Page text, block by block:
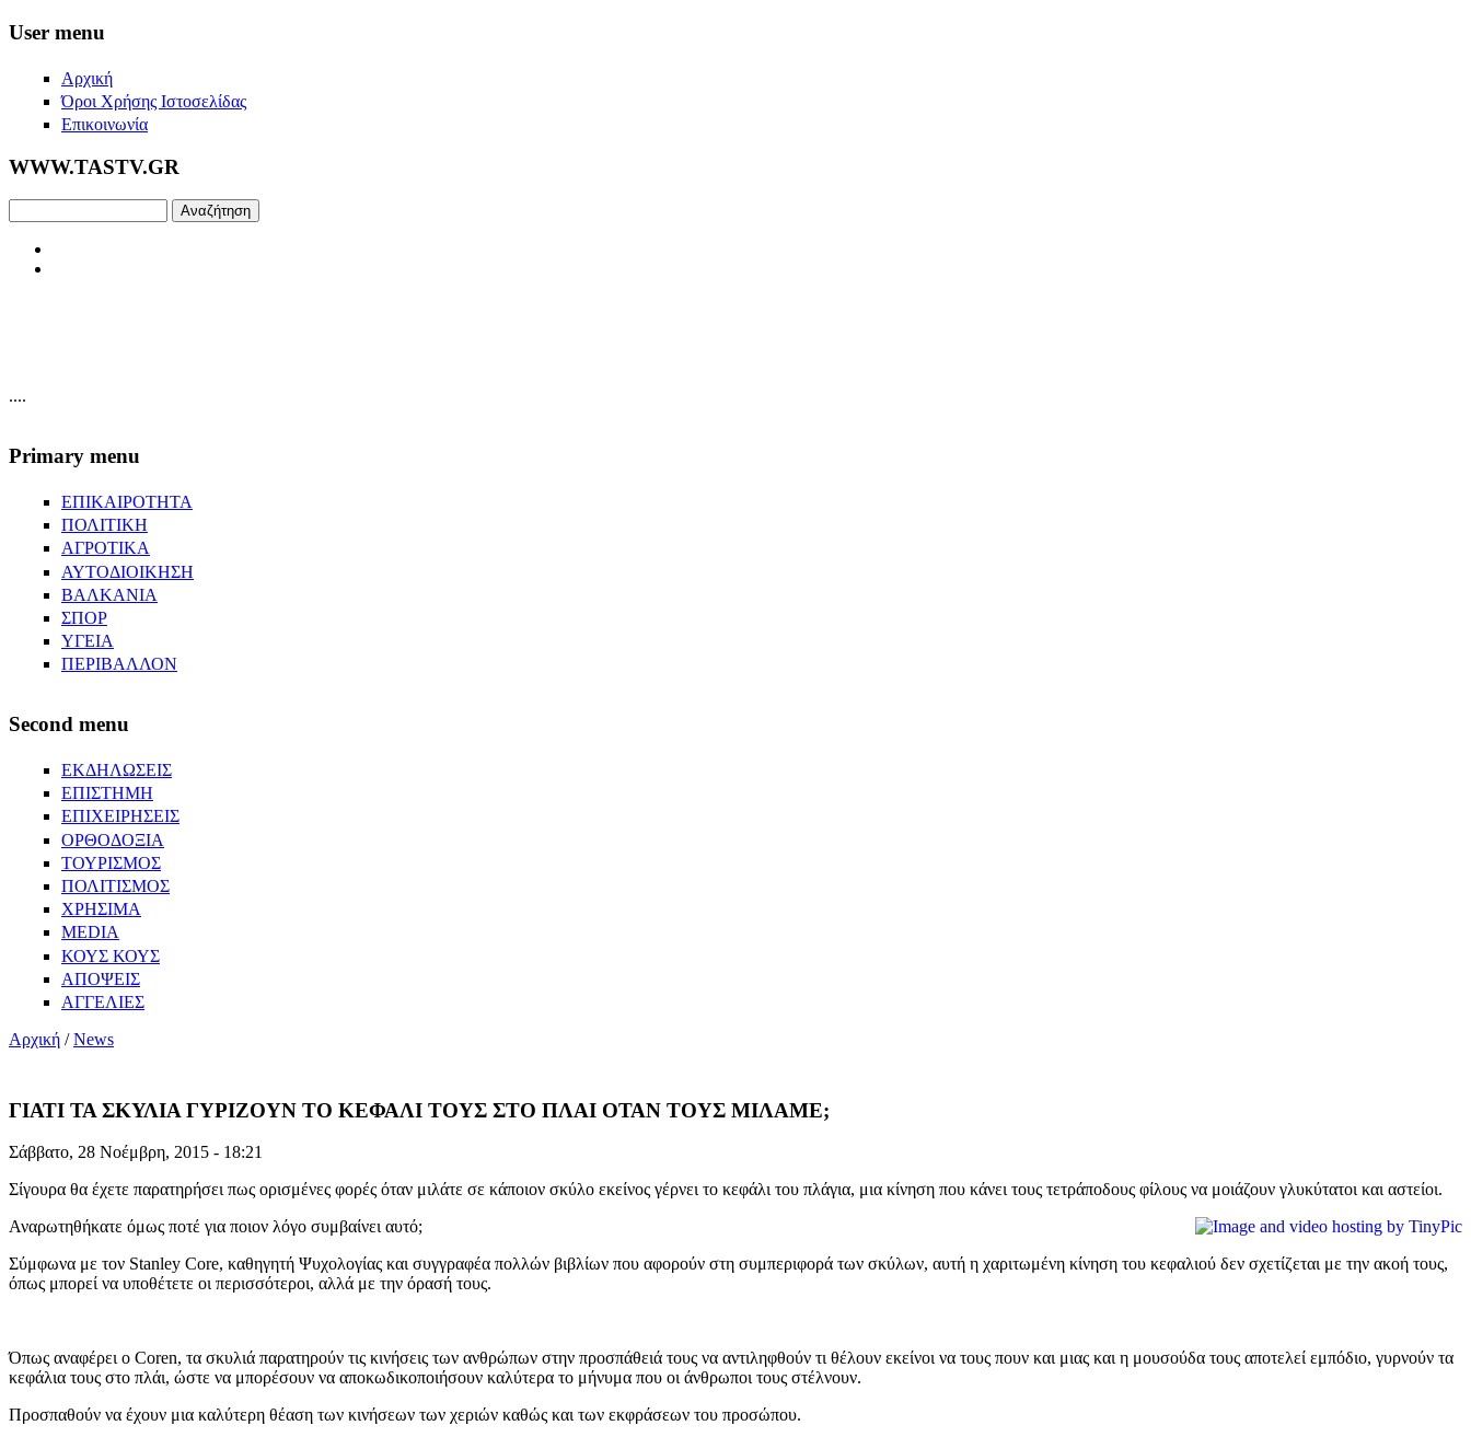
Skip to main content
User menu
Αρχική
Όροι Χρήσης Ιστοσελίδας
Επικοινωνία
WWW.TASTV.GR
....
Primary menu
ΕΠΙΚΑΙΡΟΤΗΤΑ
ΠΟΛΙΤΙΚΗ
ΑΓΡΟΤΙΚΑ
ΑΥΤΟΔΙΟΙΚΗΣΗ
ΒΑΛΚΑΝΙΑ
ΣΠΟΡ
ΥΓΕΙΑ
ΠΕΡΙΒΑΛΛΟΝ
Second menu
ΕΚΔΗΛΩΣΕΙΣ
ΕΠΙΣΤΗΜΗ
ΕΠΙΧΕΙΡΗΣΕΙΣ
ΟΡΘΟΔΟΞΙΑ
ΤΟΥΡΙΣΜΟΣ
ΠΟΛΙΤΙΣΜΟΣ
ΧΡΗΣΙΜΑ
MEDIA
ΚΟΥΣ ΚΟΥΣ
ΑΠΟΨΕΙΣ
ΑΓΓΕΛΙΕΣ
Αρχική /News
ΓΙΑΤΙ ΤΑ ΣΚΥΛΙΑ ΓΥΡΙΖΟΥΝ ΤΟ ΚΕΦΑΛΙ ΤΟΥΣ ΣΤΟ ΠΛΑΙ ΟΤΑΝ ΤΟΥΣ ΜΙΛΑΜΕ;
Σάββατο, 28 Νοέμβρη, 2015 - 18:21
Σίγουρα θα έχετε παρατηρήσει πως ορισμένες φορές όταν μιλάτε σε κάποιον σκύλο εκείνος γέρνει το κεφάλι του πλάγια, μια κίνηση που κάνει τους τετράποδους φίλους να μοιάζουν γλυκύτατοι και αστείοι.
Αναρωτηθήκατε όμως ποτέ για ποιον λόγο συμβαίνει αυτό;
Σύμφωνα με τον Stanley Core, καθηγητή Ψυχολογίας και συγγραφέα πολλών βιβλίων που αφορούν στη συμπεριφορά των σκύλων, αυτή η χαριτωμένη κίνηση του κεφαλιού δεν σχετίζεται με την ακοή τους,
όπως μπορεί να υποθέτετε οι περισσότεροι, αλλά με την όρασή τους.
Όπως αναφέρει ο Coren, τα σκυλιά παρατηρούν τις κινήσεις των ανθρώπων στην προσπάθειά τους να αντιληφθούν τι θέλουν εκείνοι να τους πουν και μιας και η μουσούδα τους αποτελεί εμπόδιο, γυρνούν τα
κεφάλια τους στο πλάι, ώστε να μπορέσουν να αποκωδικοποιήσουν καλύτερα το μήνυμα που οι άνθρωποι τους στέλνουν.
Προσπαθούν να έχουν μια καλύτερη θέαση των κινήσεων των χεριών καθώς και των εκφράσεων του προσώπου.